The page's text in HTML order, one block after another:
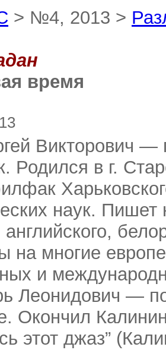
> №4, 2013 >
время
Викторович —
Родился в г.
наук. Пишет
на многие
и
Леонидович —
Окончил
этот джаз”